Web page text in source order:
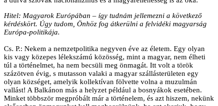
Hitel: Magyarok Európában – így tudnám jellemezni a következő
kérdéskört. Úgy tudom, Önhöz fog átkerülni a felvidéki magyarság
Európa-politikája.
Cs. P.: Nekem a nemzetpolitika negyven éve az életem. Egy olyan
kis vagy közepes lélekszámú közösség, mint a magyar, nem élheti
túl a történelmet, ha nem becsüli meg önmagát. Itt volt a török
százötven évig, s mutasson valaki a magyar szállásterületen egy
olyan községet, amelyik kollektívan fölvette volna a muzulmán
vallást! A Balkánon más a helyzet például a bosnyákok esetében.
Minket többször megpróbált már a történelem, és azt hiszem, nekünk